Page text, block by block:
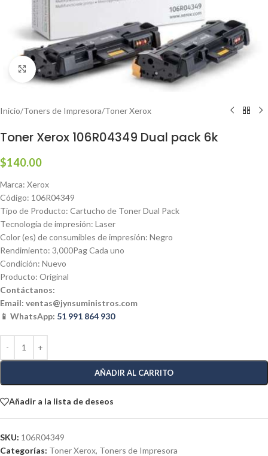
Haga clic para ampliar
Inicio/Toners de Impresora/Toner Xerox
Toner Xerox 106R04349 Dual pack 6k
$140.00
Marca: Xerox
Código: 106R04349
Tipo de Producto: Cartucho de Toner Dual Pack
Tecnología de impresión: Laser
Color (es) de consumibles de impresión: Negro
Rendimiento: 3,000Pag Cada uno
Condición: Nuevo
Producto: Original
Contáctanos:
Email: ventas@jynsuministros.com
📱 WhatsApp: 51 991 864 930
AÑADIR AL CARRITO
Añadir a la lista de deseos
SKU: 106R04349
Categorías: Toner Xerox, Toners de Impresora